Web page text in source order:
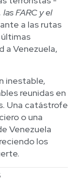
FARC y el
a las rutas
a Venezuela,
inestable,
reunidas en
Una catástrofe
o una
Venezuela
los